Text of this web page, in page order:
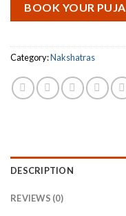
BOOK YOUR PUJA
Category:Nakshatras
DESCRIPTION
REVIEWS (0)